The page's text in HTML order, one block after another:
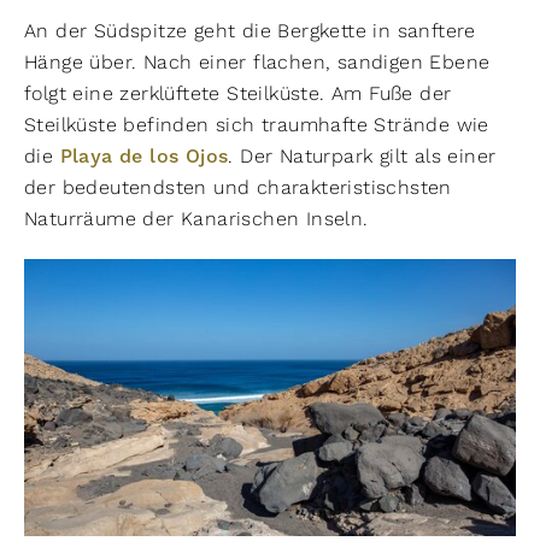
An der Südspitze geht die Bergkette in sanftere
Hänge über. Nach einer flachen, sandigen Ebene
folgt eine zerklüftete Steilküste. Am Fuße der
Steilküste befinden sich traumhafte Strände wie
die Playa de los Ojos. Der Naturpark gilt als einer
der bedeutendsten und charakteristischsten
Naturräume der Kanarischen Inseln.